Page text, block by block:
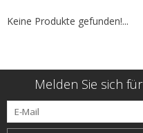
Keine Produkte gefunden!...
Melden Sie sich